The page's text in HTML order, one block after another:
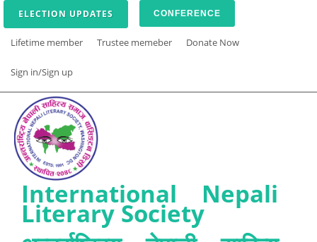
ELECTION UPDATES CONFERENCE
Lifetime member Trustee memeber Donate Now
Sign in/Sign up
International Nepali
Literary Society